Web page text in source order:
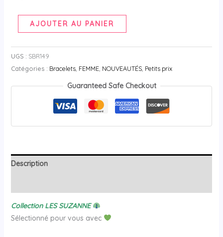
AJOUTER AU PANIER
UGS : SBR149
Catégories : Bracelets, FEMME, NOUVEAUTÉS, Petits prix
Guaranteed Safe Checkout
Description
Collection LES SUZANNE
Sélectionné pour vous avec